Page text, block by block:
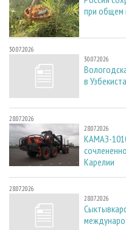
при общем
30.07.2026
30.07.2026
в
28.07.2026
28.07.2026
КАМАЗ-
Карелии
28.07.2026
28.07.2026